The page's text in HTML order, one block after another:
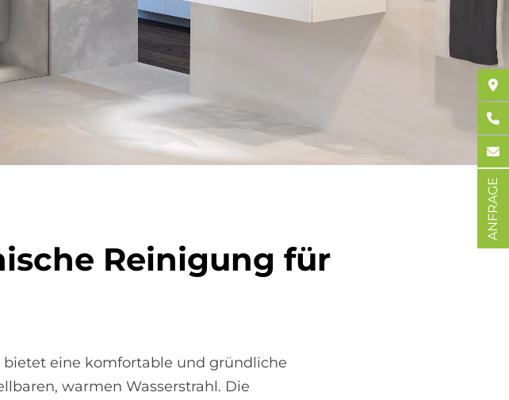
Rei­ni­gung für
bietet eine komfortable und gründliche
warmen Wasserstrahl. Die
ANFRAGE